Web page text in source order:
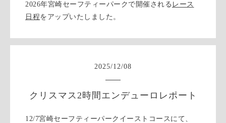
2026年宮崎セーフティーパークで開催される レース
日程をアップいたしました。
2025/12/08
クリスマス2時間エンデューロレポート
12/7宮崎セーフティーパークイーストコースにて、